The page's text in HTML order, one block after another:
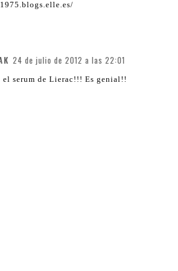
24 de julio de 2012 a las 22:01
el serum de Lierac!!! Es genial!!